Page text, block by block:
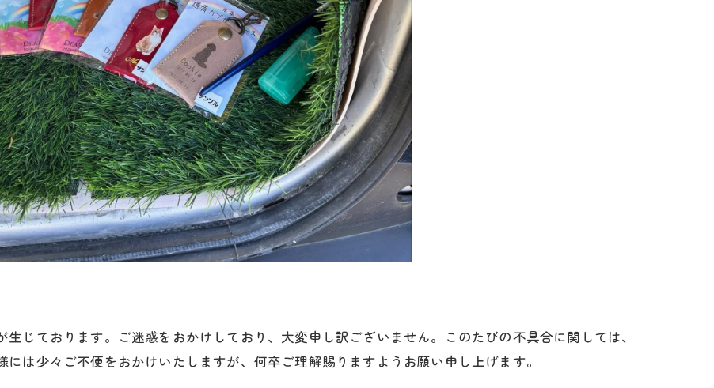
じております。ご迷惑をおかけしており、大変申し訳ございません。このたびの不具合に関しては、
は少々ご不便をおかけいたしますが、何卒ご理解賜りますようお願い申し上げます。